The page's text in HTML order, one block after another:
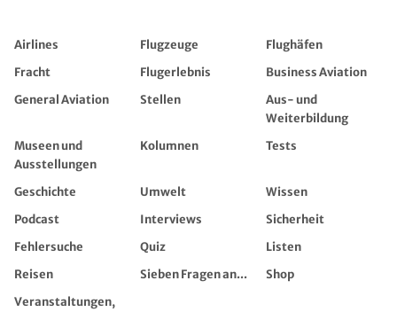
Airlines Flugzeuge
Flughäfen
Fracht
Flugerlebnis
Business Aviation
General Aviation
Stellen
Aus- und
Weiterbildung
Museen und
Ausstellungen
Kolumnen Tests
Geschichte Umwelt
Wissen
Podcast
Interviews
Sicherheit
Fehlersuche
Quiz
Listen
Reisen
Sieben Fragen an...
Shop
Veranstaltungen,